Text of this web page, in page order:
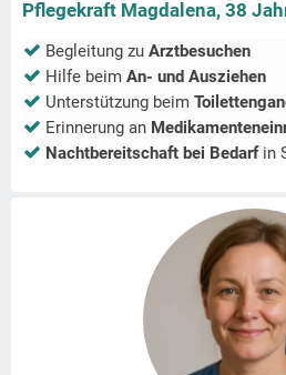
Pflegekraft Magdalena, 38
Begleitung zu Arztbesuchen
Hilfe beim An- und Ausziehen
Unterstützung beim
Erinnerung an
Nachtbereitschaft bei Bedarfin